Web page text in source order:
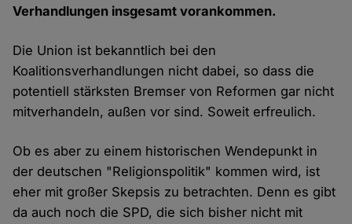
Verhandlungen insgesamt vorankommen.
Die Union ist bekanntlich bei den
Koalitionsverhandlungen nicht dabei, so dass die
potentiell stärksten Bremser von Reformen gar nicht
mitverhandeln, außen vor sind. Soweit erfreulich.
Ob es aber zu einem historischen Wendepunkt in
der deutschen "Religionspolitik" kommen wird, ist
eher mit großer Skepsis zu betrachten. Denn es gibt
da auch noch die SPD, die sich bisher nicht mit